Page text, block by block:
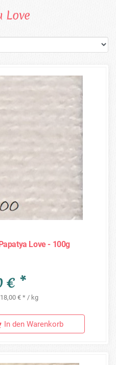
Love
Love - 100g
€ *
€ * / kg
In den Warenkorb